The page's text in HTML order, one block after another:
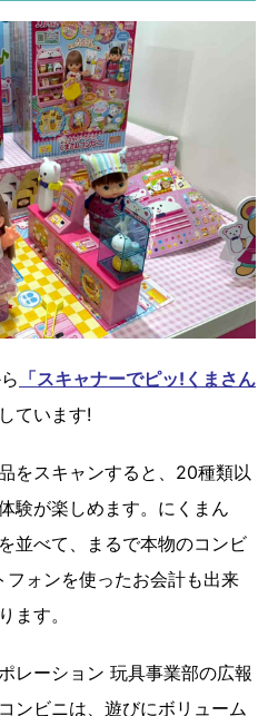
「スキャナーでピッ!くまさん
ています!
をスキャンすると、20種類以
験が楽しめます。にくまん
並べて、まるで本物のコンビ
ォンを使ったお会計も出来
ます。
レーション 玩具事業部の広報
ンビニは、遊びにボリューム